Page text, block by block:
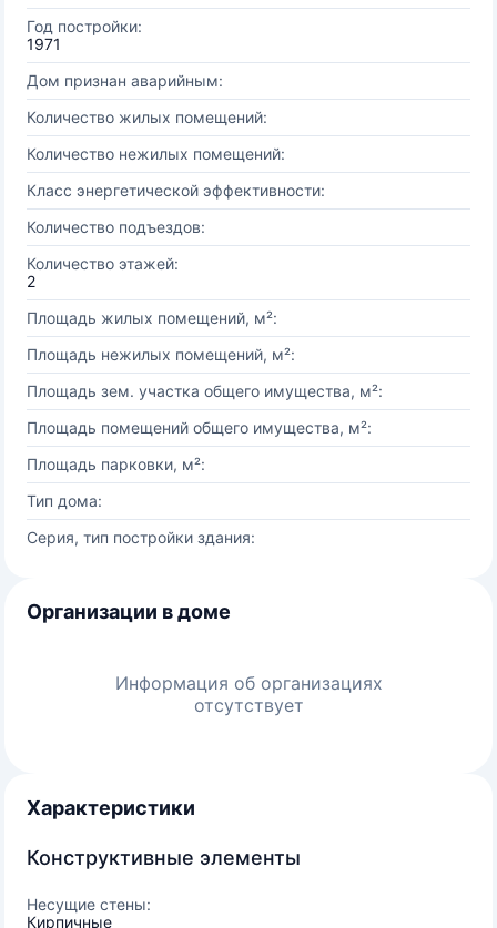
Год постройки:
1971
Дом признан аварийным:
Количество жилых помещений:
Количество нежилых помещений:
Класс энергетической эффективности:
Количество подъездов:
Количество этажей:
2
Площадь жилых помещений, м²:
Площадь нежилых помещений, м²:
Площадь зем. участка общего имущества, м²:
Площадь помещений общего имущества, м²:
Площадь парковки, м²:
Тип дома:
Серия, тип постройки здания:
Организации в доме
Информация об организациях
отсутствует
Характеристики
Конструктивные элементы
Несущие стены:
Кирпичные